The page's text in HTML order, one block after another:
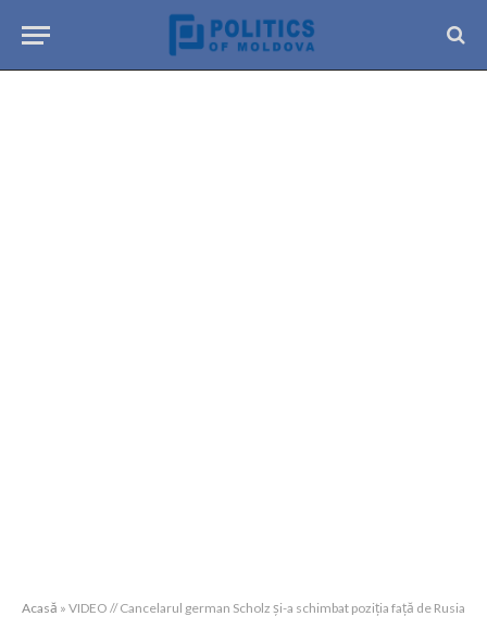
Acasă » VIDEO // Cancelarul german Scholz și-a schimbat poziția față de Rusia